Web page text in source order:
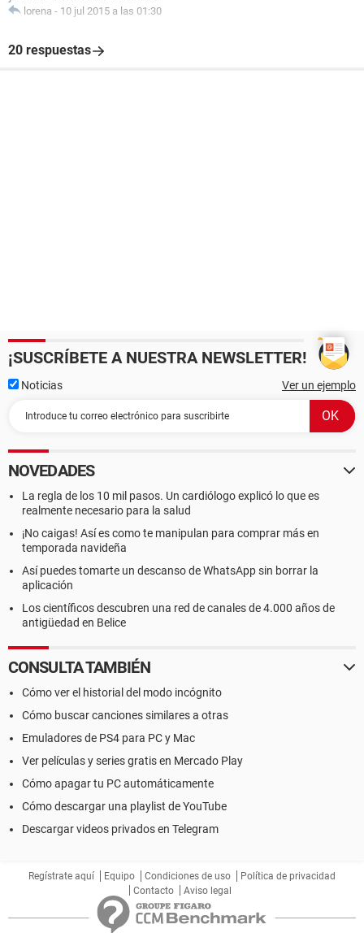
lorena - 10 jul 2015 a las 01:30
20 respuestas
¡SUSCRÍBETE A NUESTRA NEWSLETTER!
Noticias Ver un ejemplo
NOVEDADES
La regla de los 10 mil pasos. Un cardiólogo explicó lo que es
realmente necesario para la salud
¡No caigas! Así es como te manipulan para comprar más en
temporada navideña
Así puedes tomarte un descanso de WhatsApp sin borrar la
aplicación
Los científicos descubren una red de canales de 4.000 años de
antigüedad en Belice
CONSULTA TAMBIÉN
Cómo ver el historial del modo incógnito
Cómo buscar canciones similares a otras
Emuladores de PS4 para PC y Mac
Ver películas y series gratis en Mercado Play
Cómo apagar tu PC automáticamente
Cómo descargar una playlist de YouTube
Descargar videos privados en Telegram
Regístrate aquí Equipo Condiciones de uso
Política de privacidad
Contacto
Aviso legal